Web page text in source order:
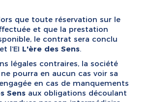
que toute réservation sur le
et que la prestation
le contrat sera conclu
l’EI L'ère des Sens.
légales contraires, la société
ne pourra en aucun cas voir sa
en cas de manquements
Sens aux obligations découlant